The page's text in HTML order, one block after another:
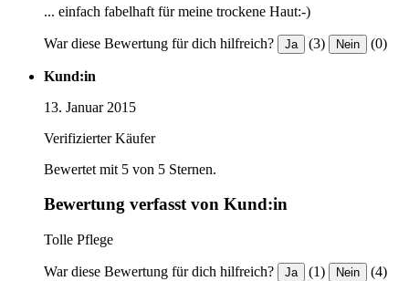
... einfach fabelhaft für meine trockene Haut:-)
War diese Bewertung für dich hilfreich? Ja (3) Nein (0)
Kund:in
13. Januar 2015
Verifizierter Käufer
Bewertet mit 5 von 5 Sternen.
Bewertung verfasst von Kund:in
Tolle Pflege
War diese Bewertung für dich hilfreich? Ja (1) Nein (4)